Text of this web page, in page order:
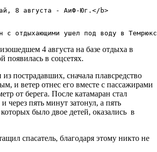
край, 8 августа - АиФ-Юг.</b>
4 августа на базе отдыха в
появилась в соцсетях.
из пострадавших, сначала плавсредство
и ветер отнес его вместе с пассажирами
от берега. После катамаран стал
через пять минут затонул, а пять
было двое детей, оказались в
спасатель, благодаря этому никто не